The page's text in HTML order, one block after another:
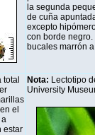
la segunda
de cuña
excepto
con borde
bucales marrón
total
el
estar
Nota: Lectotipo
University